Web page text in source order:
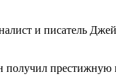
и писатель
престижную